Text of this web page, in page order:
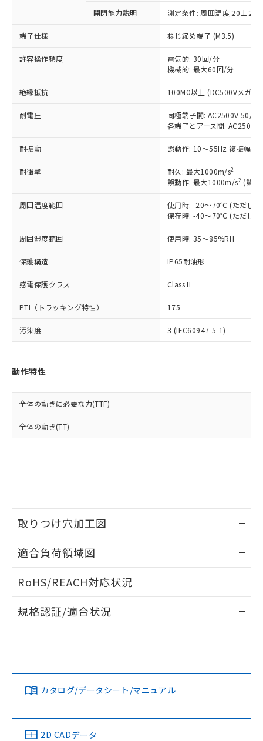
開閉能力説明 測定条件: 周囲温度 20±2℃
端子仕様 ねじ締め端子 (M3.5)
許容操作頻度
電気的: 30回/分
機械的: 最大60回/分
絶縁抵抗 100MΩ以上 (DC500Vメガ)
耐電圧
同極端子間: AC2500V 50/
各端子とアース間:
耐振動 誤動作: 10～55Hz 複振幅
耐衝撃 耐久: 最大1000m/s2
誤動作: 最大1000m/s2 (誤動
周囲温度範囲
使用時: -20～70℃ (ただし、
保存時: -40～70℃ (ただし、
周囲湿度範囲 使用時: 35～85%RH
保護構造 IP65耐油形
感電保護クラス Class II
PTI（トラッキング特性） 175
汚染度 3 (IEC60947-5-1)
動作特性
全体の動きに必要な力(TTF)
全体の動き(TT)
取りつけ穴加工図
適合負荷領域図
RoHS/REACH対応状況
EU RoHS 注意事項・凡例
対応済み
中国 RoHS 注意事項・凡例
規格認証/適合状況
LR型式承認
（イギリス
船舶規格）
DNV型式承認
（ノルウェー
BV型式承認
（フランス
KR型式
（韓国
カタログ/データシート/マニュアル
2D CADデータ
ご利用条件
以下の条件をお読みいただき、同意のうえ
ご利用ください。
本サービスは、当社制御機器事業取扱
商品の当社在庫状況および標準価格
(税抜)を提供させていただくもので
当社制御機器事業取扱商品の中には、
本サービスの対象外となる商品もある
ことをご了承ください。
在庫状況および標準価格照会結果は、
記載している更新日時点での社内デー
覧された時点での実際の在庫および標
準価格とは異なる場合があることをご
正式な納期状況および標準価格はお客
様のお取引先、またはお客様担当のオ
ムロン制御機器販売店・当社販売員に
ご相談ください。
オムロン制御機器販売店や当社販売拠
点は「販売ネットワーク
」をご確認
在庫状況および標準価格結果を当社の
メンバーズにご登録されている必要が
あります。
登録された部品リストについて、当社
の共同利用に関して"
の「1.共同利
用者の範囲」に記載されている法人を
指します。
対応予定：EU RoHS指令（10物質）の非含
有に対応した製品に切り替える予定のある
商品です。
対応予定なし：EU RoHS指令（10物質）の
非含有に非対応の商品で、対応品を出す予
調査・確認中：EU RoHS指令（10物質）の
非含有の対応状況を調査中または確認中の
非該当品：ライセンス料など無形物で、有
害物質有無と関係のない商品です。
仕入先様の事情により、非含有部品として
いたものが、含有品と判明した場合などや
むを得ず変更することがあります。
鉛(Pb) 1000ppm以下、 水銀(Hg) 1000ppm以下、 カド
ミウム(Cd) 100ppm以下、
六価クロム(Cr(Ⅵ)) 1000ppm以下、ポリ臭化ビフェニル
類(PBB) 1000ppm以下、ポリ臭化ジフェニルエーテル類
(PBDE) 1000ppm以下、フタル酸ビス(2-エチルヘキシ
ル) (DEHP)(別名：DOP) 1000ppm以下、フタル酸ブチ
（DBP） 1000ppm以下、フタル酸ジイソブチル
但し、RoHS指令で産業用監視および制御機器に対する
適用除外項目は除く。
フタル酸エステル類の４物質については閾値を超える意
図的な使用がないことを確認しています。
※2 対応予定月
※3 非含有証明書ダウンロード
るもので、過去に遡って非含有を証明する
ものではありません。
また、RoHS指令のフタル酸エステル類４
荷製品に未対応品が混在することから備考
欄に対応日を記載しておりました。
既に当社にて対応品への在庫切替を完了
していることから、特段のことがない限
り、2022年1月12日より割愛しておりま
※1 中国RoHS○×表
「○」：最大均質材料含有率が中国RoHSの
基準値以下であることを示します。
「×」：最大均質材料含有率が中国RoHSの
基準値を超えていることを示します。
「－」：未確認です。当社販売部門へお問
*中国RoHS10物質の基準値 (GB/T26572)：
Pb(鉛) :1000ppm、 Hg(水銀) : 1000ppm、 Cd(カドミウ
Cr(Ⅵ)(六価クロム) : 1000ppm、 PBBs(ポリ臭化ビフェ
ニル類) : 1000ppm、 PBDEs(ポリ臭化ジフェニルエーテ
DBP(フタル酸ジブチル) : 1000ppm、 DIBP(フタル酸ジ
イソブチル) : 1000ppm、 BBP(フタル酸ブチルベンジ
DEHP(フタル酸ビス(2-エチルヘキシル)) : 1000ppm
「ｅ」：有害物質（10物質）のすべてが基
及ぼさない年数を意味します。
「－」：未確認です。当社販売部門へお問
当社は、これら貴社製品のうち、外国
為替および外国貿易法に定める商品
（以下｢規制貨物等」という）を輸出
または国外への提供する場合は、日本
国政府の輸出許可(または役務取引許
可)を取得するなどの必要な手続きを
当社は規制貨物を破棄する場合は、完
全に破砕するなど、違法に輸出されな
いよう必要な手段を講じます。
当社は貴社製品を、核兵器、ミサイ
ル、化学兵器、生物兵器またはその他
武器並びにこれらの製造装置等に一切
当社は、貴社製品を第三者に販売する
場合は、上記1、2および3の内容を当
り引きをいたしません。
号
○ 一定数以上の在庫あり
一定数には満たないが在庫あり
在庫なし(最新の在庫状況につ
いては、お客様のお取引先、ま
たはお客様担当のオムロン制御
機器販売店・当社販売員にご確
認ください)